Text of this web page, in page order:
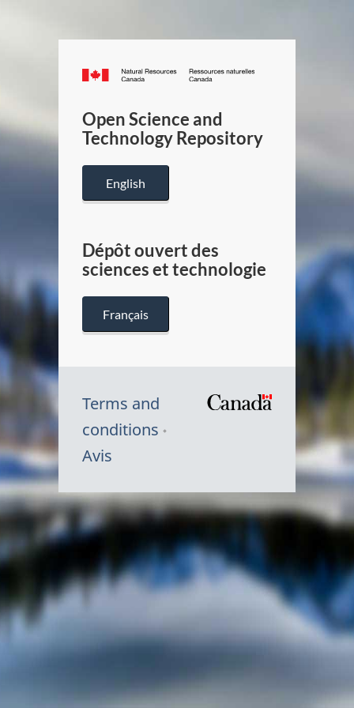
Canada.ca
/
Canada
Open Science and
Technology Repository
English
Dépôt ouvert des
sciences et technologie
Français
Terms and
conditions
Avis
Symbole
du
Canada